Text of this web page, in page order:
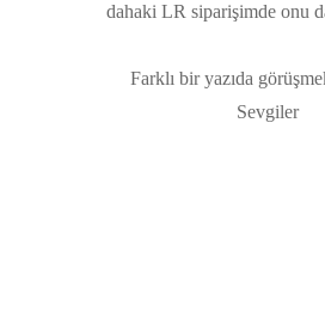
dahaki LR siparişimde onu
Farklı bir yazıda
Sevgiler